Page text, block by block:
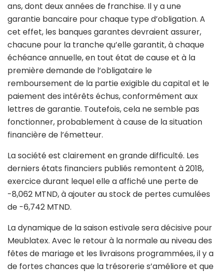
ans, dont deux années de franchise. Il y a une
garantie bancaire pour chaque type d’obligation. A
cet effet, les banques garantes devraient assurer,
chacune pour la tranche qu’elle garantit, à chaque
échéance annuelle, en tout état de cause et à la
première demande de l’obligataire le
remboursement de la partie exigible du capital et le
paiement des intérêts échus, conformément aux
lettres de garantie. Toutefois, cela ne semble pas
fonctionner, probablement à cause de la situation
financière de l’émetteur.
La société est clairement en grande difficulté. Les
derniers états financiers publiés remontent à 2018,
exercice durant lequel elle a affiché une perte de
-8,062 MTND, à ajouter au stock de pertes cumulées
de -6,742 MTND.
La dynamique de la saison estivale sera décisive pour
Meublatex. Avec le retour à la normale au niveau des
fêtes de mariage et les livraisons programmées, il y a
de fortes chances que la trésorerie s’améliore et que